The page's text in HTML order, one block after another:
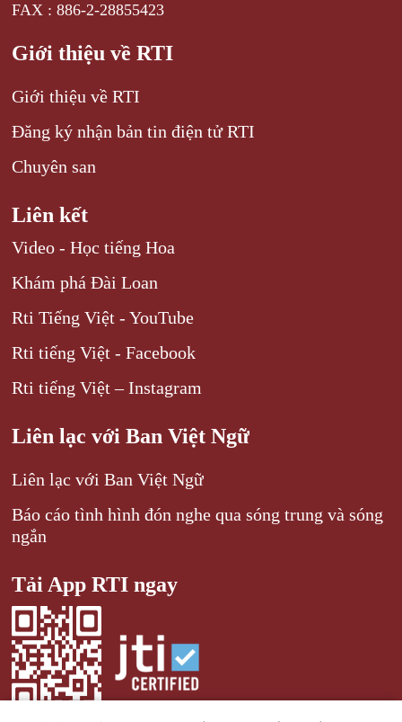
FAX : 886-2-28855423
Giới thiệu về RTI
Giới thiệu về RTI
Đăng ký nhận bản tin điện tử RTI
Chuyên san
Liên kết
Video - Học tiếng Hoa
Khám phá Đài Loan
Rti Tiếng Việt - YouTube
Rti tiếng Việt - Facebook
Rti tiếng Việt – Instagram
Liên lạc với Ban Việt Ngữ
Liên lạc với Ban Việt Ngữ
Báo cáo tình hình đón nghe qua sóng trung và sóng
ngắn
Tải App RTI ngay